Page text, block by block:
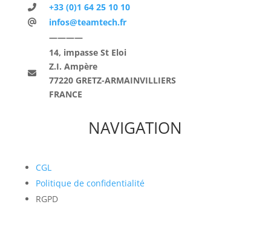
+33 (0)1 64 25 10 10
infos@teamtech.fr
————
14, impasse St Eloi
Z.I. Ampère
77220 GRETZ-ARMAINVILLIERS
FRANCE
NAVIGATION
CGL
Politique de confidentialité
RGPD